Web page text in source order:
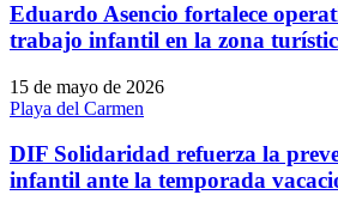
Eduardo Asencio fortalece
trabajo infantil en la zona
15 de mayo de 2026
Playa del Carmen
DIF Solidaridad refuerza la
infantil ante la temporada